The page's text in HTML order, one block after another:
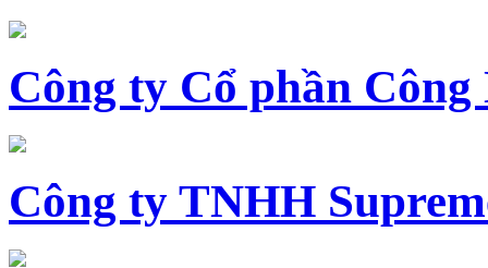
Công ty Cổ phần Công
Công ty TNHH